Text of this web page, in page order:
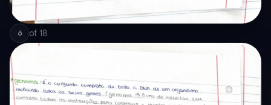
6 of 18